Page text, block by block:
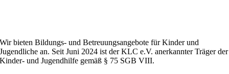
Wir bieten Bildungs- und Betreuungsangebote für Kinder und
Jugendliche an. Seit Juni 2024 ist der KLC e.V. anerkannter Träger der
Kinder- und Jugendhilfe gemäß § 75 SGB VIII.